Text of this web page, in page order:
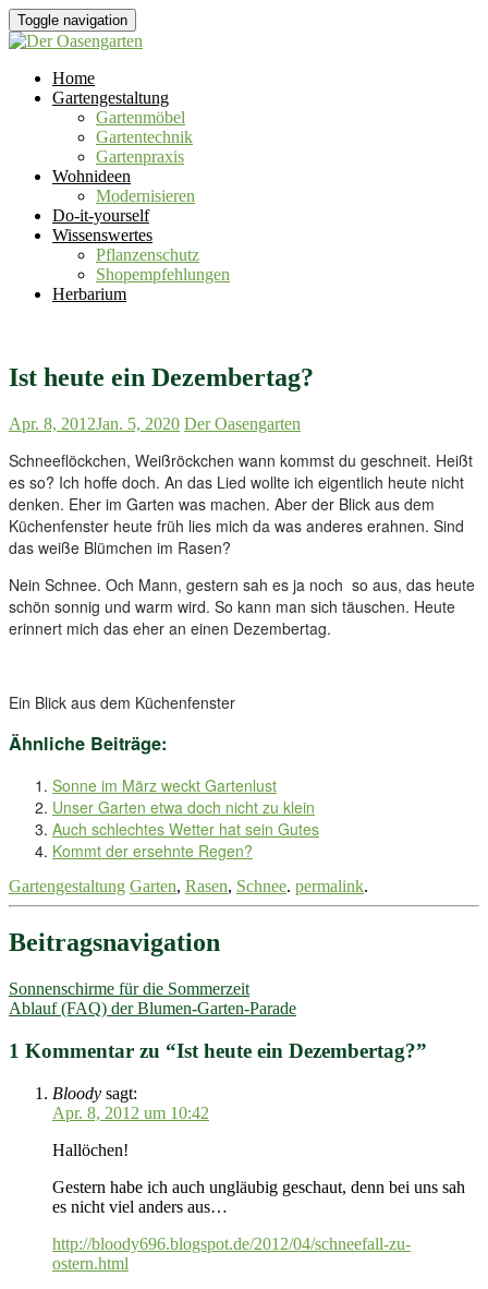
Toggle navigation
Home
Gartengestaltung
Gartenmöbel
Gartentechnik
Gartenpraxis
Wohnideen
Modernisieren
Do-it-yourself
Wissenswertes
Pflanzenschutz
Shopempfehlungen
Herbarium
Ist heute ein Dezembertag?
Apr. 8, 2012Jan. 5, 2020 Der Oasengarten
Schneeflöckchen, Weißröckchen wann kommst du geschneit. Heißt
es so? Ich hoffe doch. An das Lied wollte ich eigentlich heute nicht
denken. Eher im Garten was machen. Aber der Blick aus dem
Küchenfenster heute früh lies mich da was anderes erahnen. Sind
das weiße Blümchen im Rasen?
Nein Schnee. Och Mann, gestern sah es ja noch so aus, das heute
schön sonnig und warm wird. So kann man sich täuschen. Heute
erinnert mich das eher an einen Dezembertag.
Ein Blick aus dem Küchenfenster
Ähnliche Beiträge:
Sonne im März weckt Gartenlust
Unser Garten etwa doch nicht zu klein
Auch schlechtes Wetter hat sein Gutes
Kommt der ersehnte Regen?
Gartengestaltung Garten, Rasen, Schnee. permalink.
Beitragsnavigation
Sonnenschirme für die Sommerzeit
Ablauf (FAQ) der Blumen-Garten-Parade
1 Kommentar zu “Ist heute ein Dezembertag?”
Bloody sagt:
Apr. 8, 2012 um 10:42
Hallöchen!
Gestern habe ich auch ungläubig geschaut, denn bei uns sah
es nicht viel anders aus…
http://bloody696.blogspot.de/2012/04/schneefall-zu-
ostern.html